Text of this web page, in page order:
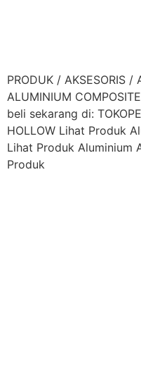
PRODUK / AKSESORIS
ALUMINIUM
beli sekarang di:
HOLLOW Lihat Produk
Lihat Produk Aluminium
Produk